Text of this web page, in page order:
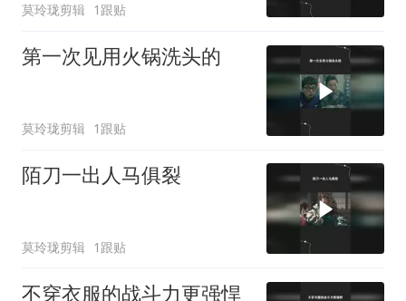
莫玲珑剪辑 1跟贴
第一次见用火锅洗头的
莫玲珑剪辑 1跟贴
陌刀一出人马俱裂
莫玲珑剪辑 1跟贴
不穿衣服的战斗力更强悍